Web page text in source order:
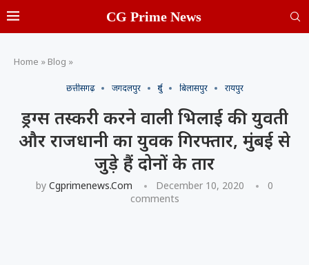
CG Prime News
Home » Blog »
छत्तीसगढ़ जगदलपुर दुर्ग बिलासपुर रायपुर
ड्रग्स तस्करी करने वाली भिलाई की युवती
और राजधानी का युवक गिरफ्तार, मुंबई से
जुड़े हैं दोनों के तार
by Cgprimenews.com December 10, 2020
0
comments